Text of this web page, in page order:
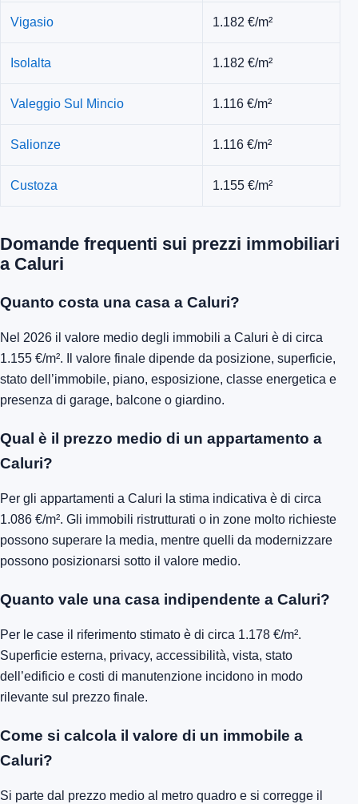
Vigasio 1.182 €/m²
Isolalta 1.182 €/m²
Valeggio Sul Mincio 1.116 €/m²
Salionze 1.116 €/m²
Custoza 1.155 €/m²
Domande frequenti sui prezzi immobiliari
a Caluri
Quanto costa una casa a Caluri?
Nel 2026 il valore medio degli immobili a Caluri è di circa
1.155 €/m². Il valore finale dipende da posizione, superficie,
stato dell’immobile, piano, esposizione, classe energetica e
presenza di garage, balcone o giardino.
Qual è il prezzo medio di un appartamento a
Caluri?
Per gli appartamenti a Caluri la stima indicativa è di circa
1.086 €/m². Gli immobili ristrutturati o in zone molto richieste
possono superare la media, mentre quelli da modernizzare
possono posizionarsi sotto il valore medio.
Quanto vale una casa indipendente a Caluri?
Per le case il riferimento stimato è di circa 1.178 €/m².
Superficie esterna, privacy, accessibilità, vista, stato
dell’edificio e costi di manutenzione incidono in modo
rilevante sul prezzo finale.
Come si calcola il valore di un immobile a
Caluri?
Si parte dal prezzo medio al metro quadro e si corregge il